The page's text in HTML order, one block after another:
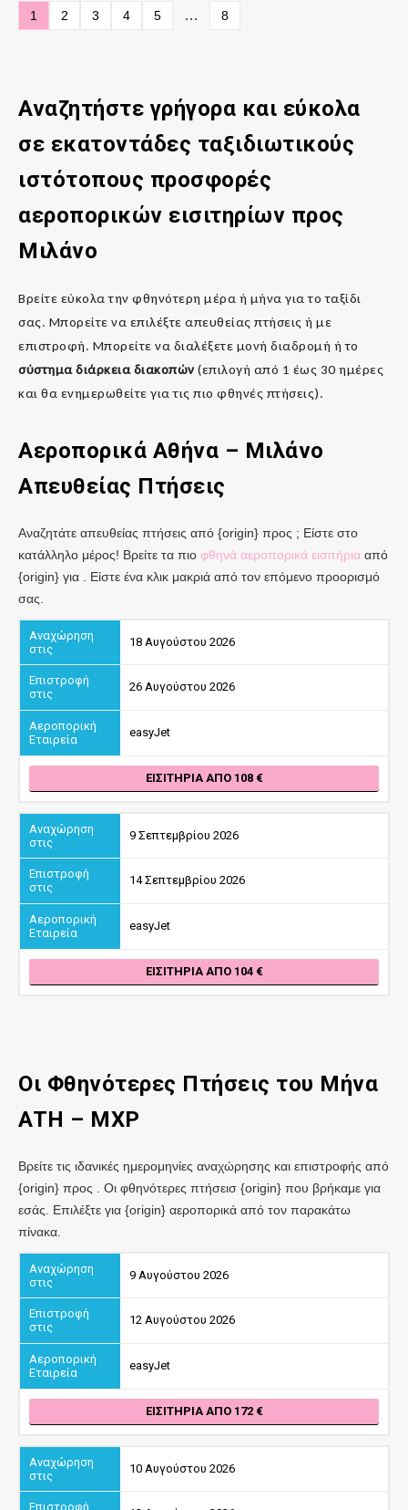
1 2 3 4 5 … 8
Αναζητήστε γρήγορα και εύκολα
σε εκατοντάδες ταξιδιωτικούς
ιστότοπους προσφορές
αεροπορικών εισιτηρίων προς
Μιλάνο
Βρείτε εύκολα την φθηνότερη μέρα ή μήνα για το ταξίδι
σας. Μπορείτε να επιλέξτε απευθείας πτήσεις ή με
επιστροφή. Μπορείτε να διαλέξετε μονή διαδρομή ή το
σύστημα διάρκεια διακοπών (επιλογή από 1 έως 30 ημέρες
και θα ενημερωθείτε για τις πιο φθηνές πτήσεις).
Αεροπορικά Αθήνα – Μιλάνο
Απευθείας Πτήσεις
Αναζητάτε απευθείας πτήσεις από {origin} προς ; Είστε στο
κατάλληλο μέρος! Βρείτε τα πιο φθηνά αεροπορικά εισιτήρια από
{origin} για . Είστε ένα κλικ μακριά από τον επόμενο προορισμό
σας.
18 Αυγούστου 2026
26 Αυγούστου 2026
easyJet
ΕΙΣΙΤΉΡΙΑ ΑΠΌ 108
9 Σεπτεμβρίου 2026
14 Σεπτεμβρίου 2026
easyJet
ΕΙΣΙΤΉΡΙΑ ΑΠΌ 104
Οι Φθηνότερες Πτήσεις του Μήνα
ATH – MXP
Βρείτε τις ιδανικές ημερομηνίες αναχώρησης και επιστροφής από
{origin} προς . Οι φθηνότερες πτήσεισ {origin} που βρήκαμε για
εσάς. Επιλέξτε για {origin} αεροπορικά από τον παρακάτω
πίνακα.
9 Αυγούστου 2026
12 Αυγούστου 2026
easyJet
ΕΙΣΙΤΉΡΙΑ ΑΠΌ 172
10 Αυγούστου 2026